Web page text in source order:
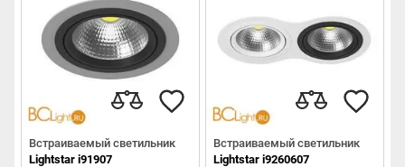
Встраиваемый светильник
Lightstar i91907
Встраиваемый светильник
Lightstar i9260607